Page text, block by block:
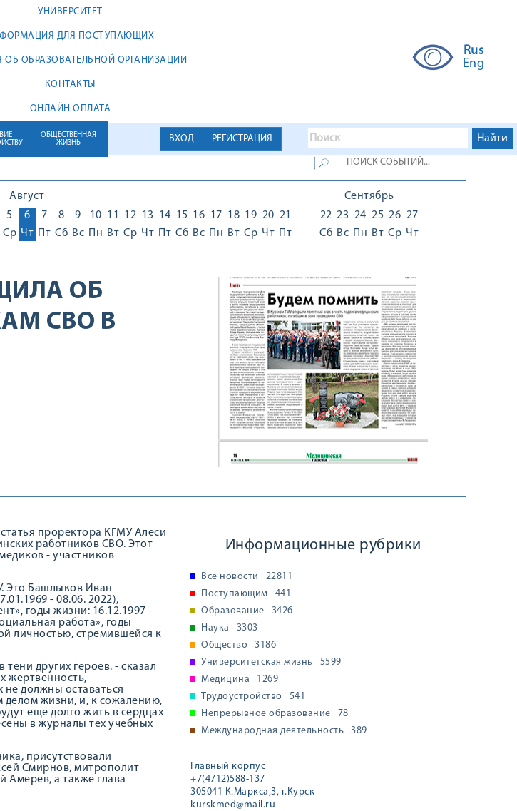
УНИВЕРСИТЕТ
ДЛЯ ПОСТУПАЮЩИХ
ОБ ОБРАЗОВАТЕЛЬНОЙ ОРГАНИЗАЦИИ
КОНТАКТЫ
ОНЛАЙН ОПЛАТА
Rus
Eng
ВХОД РЕГИСТРАЦИЯ
ОБЩЕСТВЕННАЯ
ЖИЗНЬ
Август
5
Ср
6
Чт
7
Пт
8
Сб
9
Вс
10
Пн
11
Вт
12
Ср
13
Чт
14
Пт
15
Сб
16
Вс
17
Пн
18
Вт
19
Ср
20
Чт
21
Пт
Сентябрь
22
Сб
23
Вс
24
Пн
25
Вт
26
Ср
27
Чт
ОБ
СВО В
проректора КГМУ Алеси
работников СВО. Этот
- участников
Это Башлыков Иван
- 08.06. 2022),
годы жизни: 16.12.1997 -
работа», годы
личностью, стремившейся к
других героев. - сказал
жертвенность,
не должны оставаться
делом жизни, и, к сожалению,
еще долго жить в сердцах
в журналы тех учебных
присутствовали
Смирнов, митрополит
Амерев, а также глава
Информационные рубрики
Все новости
22811
Поступающим
441
Образование
3426
Наука
3303
Общество
3186
Университетская жизнь
5599
Медицина
1269
Трудоустройство
541
Непрерывное образование
78
Международная деятельность
389
Главный корпус
+7(4712)588-137
305041 К.Маркса,3, г.Курск
kurskmed@mail.ru